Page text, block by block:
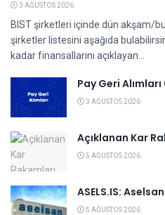
3 AĞUSTOS 2026
BIST şirketleri içinde dün akşam/
şirketler listesini aşağıda
kadar finansallarını açıklayan...
Pay Geri
3 AĞUSTOS 2026
Açıklanan Kar
5 AĞUSTOS 2026
ASELS.IS:
5 AĞUSTOS 2026